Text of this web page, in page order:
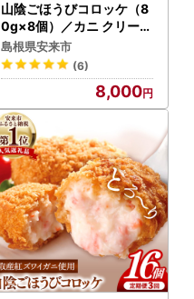
山陰ごほうびコロッケ（8
0g×8個）／カニ クリーム
コロッケ べにずわいがに
ごちそう 美味しい ごほう
び パーティー おもてなし
人気 簡単 時短 小分け タイ
ムパフォーマンス タイパ
ズワイガニ 生乳 とろとろ
自宅用 ギフト 贈り物 島根
県 安来市 【価格変更】【
08-SF-07】
島根県安来市
(6)
8,000